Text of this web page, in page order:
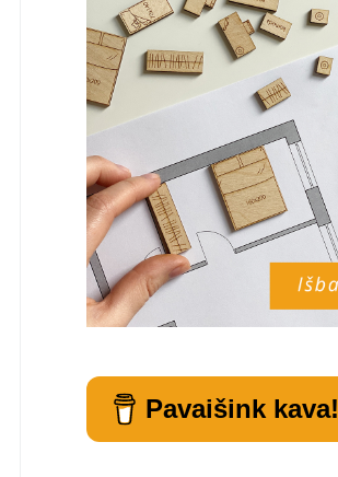
Pavaišink kava!